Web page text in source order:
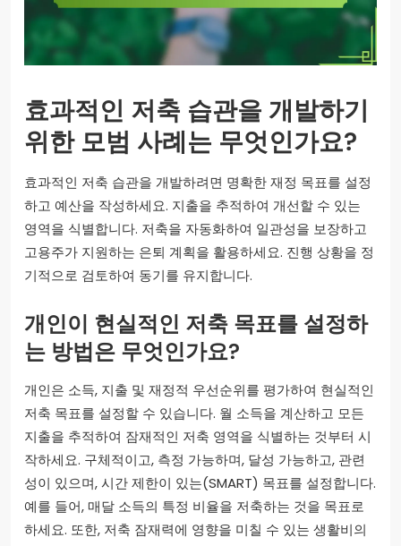
효과적인 저축 습관을 개발하기
위한 모범 사례는 무엇인가요?
효과적인 저축 습관을 개발하려면 명확한 재정 목표를 설정
하고 예산을 작성하세요. 지출을 추적하여 개선할 수 있는
영역을 식별합니다. 저축을 자동화하여 일관성을 보장하고
고용주가 지원하는 은퇴 계획을 활용하세요. 진행 상황을 정
기적으로 검토하여 동기를 유지합니다.
개인이 현실적인 저축 목표를 설정하
는 방법은 무엇인가요?
개인은 소득, 지출 및 재정적 우선순위를 평가하여 현실적인
저축 목표를 설정할 수 있습니다. 월 소득을 계산하고 모든
지출을 추적하여 잠재적인 저축 영역을 식별하는 것부터 시
작하세요. 구체적이고, 측정 가능하며, 달성 가능하고, 관련
성이 있으며, 시간 제한이 있는(SMART) 목표를 설정합니다.
예를 들어, 매달 소득의 특정 비율을 저축하는 것을 목표로
하세요. 또한, 저축 잠재력에 영향을 미칠 수 있는 생활비의